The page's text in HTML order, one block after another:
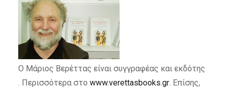
Ο Μάριος Βερέττας είναι συγγραφέας και εκδότης
. Περισσότερα στο www.verettasbooks.gr. Επίσης,